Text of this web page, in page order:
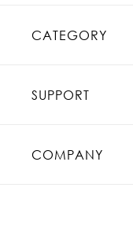
CATEGORY
SUPPORT
COMPANY